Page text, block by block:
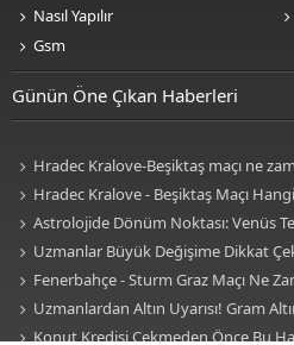
Nasıl Yapılır
Gsm
Günün Öne Çıkan Haberleri
Hradec Kralove-Beşiktaş maçı ne
BJK Avrupa Ligi maçı şifresiz kanalda
şifresiz, HD canlı yayın
Hradec Kralove - Beşiktaş Maçı
Mi? Avrupa Ligi 3. Ön Eleme Maçı
Beşiktaş Maçı Şifresiz, HD Canlı Yayın
Astrolojide Dönüm Noktası: Venüs
Sektörlerde Dengeler Değişecek...
Uzmanlar Büyük Değişime Dikkat
Neleri Değiştirecek?
Fenerbahçe - Sturm Graz Maçı Ne
Kanalda? TV100 Şifresiz Canlı Maç İzle
Uzmanlardan Altın Uyarısı! Gram
Edilmeli?
Konut Kredisi Çekmeden Önce Bu